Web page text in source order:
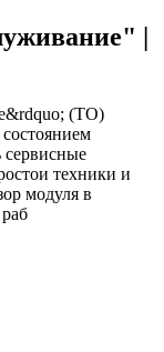
|
(ТО)
сервисные
техники и
модуля в